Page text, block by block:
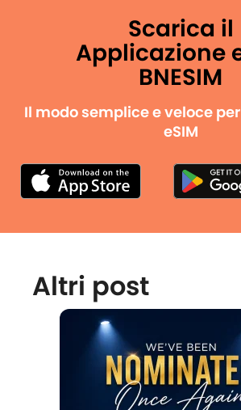
Scarica il
Applicazione
BNESIM
Il modo semplice e veloce
eSIM
Altri post